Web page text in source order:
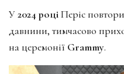
У2024 роціПеріс
давнини, тимчасово
на церемонії Grammy.